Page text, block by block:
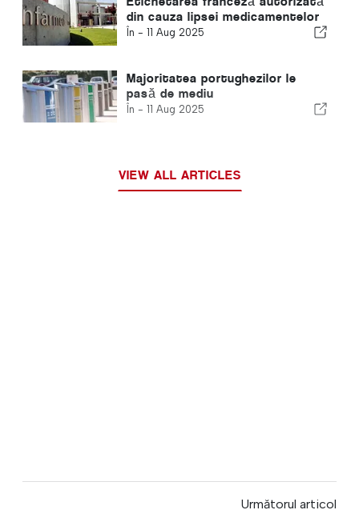
din cauza lipsei medicamentelor
În - 11 Aug 2025
Majoritatea portughezilor le
pasă de mediu
În - 11 Aug 2025
VIEW ALL ARTICLES
Următorul articol